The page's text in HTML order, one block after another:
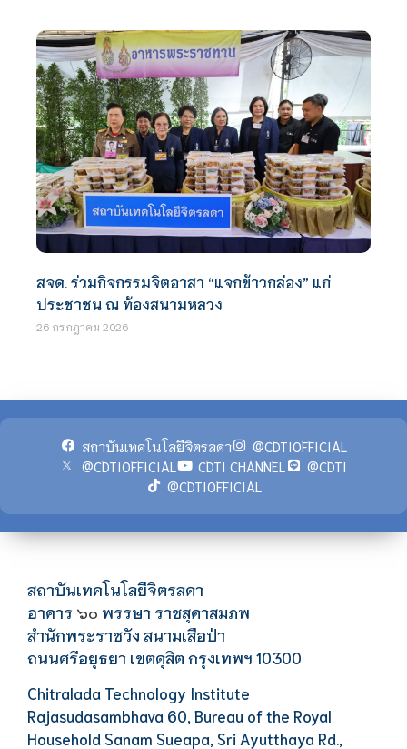
สจด. ร่วมกิจกรรมจิตอาสา “แจกข้าวกล่อง” แก่
ประชาชน ณ ท้องสนามหลวง
26 กรกฎาคม 2026
สถาบันเทคโนโลยีจิตรลดา
@CDTIOFFICIAL
@CDTIOFFICIAL
CDTI CHANNEL
@CDTI
@CDTIOFFICIAL
สถาบันเทคโนโลยีจิตรลดา
อาคาร ๖๐ พรรษา ราชสุดาสมภพ
สำนักพระราชวัง สนามเสือป่า
ถนนศรีอยุธยา เขตดุสิต กรุงเทพฯ 10300
Chitralada Technology Institute
Rajasudasambhava 60, Bureau of the Royal
Household Sanam Sueapa, Sri Ayutthaya Rd.,